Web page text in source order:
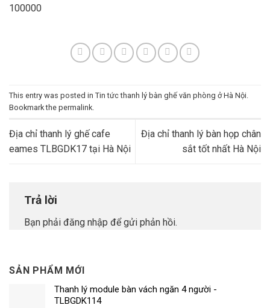
SẢN PHẨM MỚI
Thanh lý module bàn vách ngăn 4 người -
TLBGDK114
100000
This entry was posted in Tin tức thanh lý bàn ghế văn phòng ở Hà Nội
Bookmark the permalink
Địa chỉ thanh lý ghế cafe
eames TLBGDK17 tại Hà Nội
Địa chỉ thanh lý bàn họp chân
sắt tốt nhất Hà Nội
Trả lời
Bạn phải đăng nhập để gửi phản hồi.